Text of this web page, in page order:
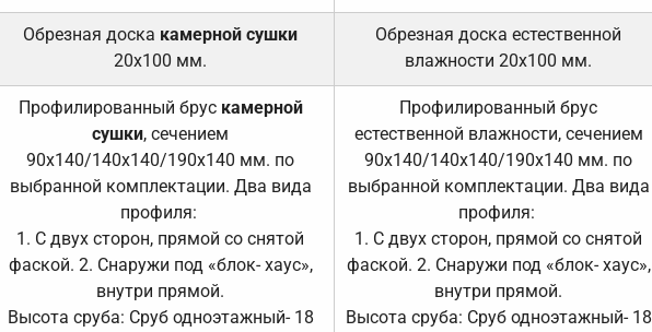
Обрезная доска камерной сушки
20х100 мм.
Обрезная доска естественной
влажности 20х100 мм.
Профилированный брус камерной
сушки, сечением
90х140/140х140/190х140 мм. по
выбранной комплектации. Два вида
профиля:
1. С двух сторон, прямой со снятой
фаской. 2. Снаружи под «блок- хаус»,
внутри прямой.
Высота сруба: Сруб одноэтажный- 18
Профилированный брус
естественной влажности, сечением
90х140/140х140/190х140 мм. по
выбранной комплектации. Два вида
профиля:
1. С двух сторон, прямой со снятой
фаской. 2. Снаружи под «блок- хаус»,
внутри прямой.
Высота сруба: Сруб одноэтажный- 18